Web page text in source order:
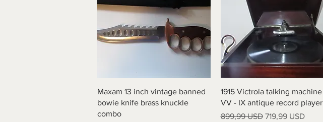
Vista rapida
Maxam 13 inch vintage banned
bowie knife brass knuckle
combo
Vista rapida
1915 Victrola talking machine
VV - IX antique record player
Prezzo regolare
899,99 USD Prezzo scontato
719,99 USD